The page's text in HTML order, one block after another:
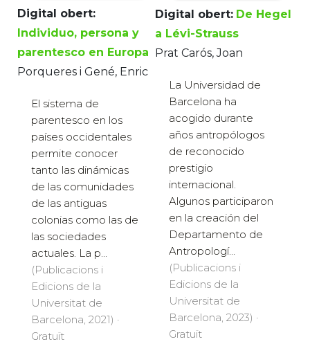
Digital obert:
Individuo, persona y
parentesco en Europa
Porqueres i Gené, Enric
El sistema de
parentesco en los
países occidentales
permite conocer
tanto las dinámicas
de las comunidades
de las antiguas
colonias como las de
las sociedades
actuales. La p...
(Publicacions i
Edicions de la
Universitat de
Barcelona, 2021) ·
Gratuït
Digital obert: De Hegel
a Lévi-Strauss
Prat Carós, Joan
La Universidad de
Barcelona ha
acogido durante
años antropólogos
de reconocido
prestigio
internacional.
Algunos participaron
en la creación del
Departamento de
Antropologí...
(Publicacions i
Edicions de la
Universitat de
Barcelona, 2023) ·
Gratuït